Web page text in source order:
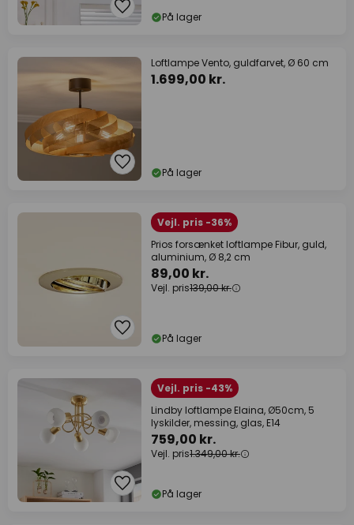
På lager
Loftlampe Vento, guldfarvet, Ø 60 cm
1.699,00 kr.
På lager
Vejl. pris -36%
Prios forsænket loftlampe Fibur, guld,
aluminium, Ø 8,2 cm
89,00 kr.
Vejl. pris139,00 kr.
På lager
Vejl. pris -43%
Lindby loftlampe Elaina, Ø50cm, 5
lyskilder, messing, glas, E14
759,00 kr.
Vejl. pris1.349,00 kr.
På lager